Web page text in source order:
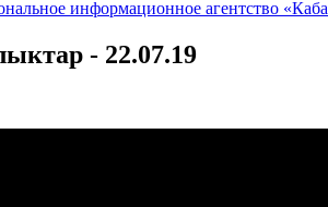
- 22.07.19